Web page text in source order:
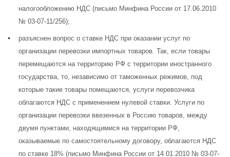
налогообложению НДС (письмо Минфина России от 17.06.2010
№ 03-07-11/256);
разъяснен вопрос о ставке НДС при оказании услуг по
организации перевозки импортных товаров. Так, если товары
перемещаются на территорию РФ с территории иностранного
государства, то, независимо от таможенных режимов, под
которые такие товары помещаются, услуги перевозчика
облагаются НДС с применением нулевой ставки. Услуги по
организации перевозки ввезенных в Россию товаров, между
двумя пунктами, находящимися на территории РФ,
оказываемые по самостоятельному договору, облагаются НДС
по ставке 18% (письмо Минфина России от 14.01.2010 № 03-07-